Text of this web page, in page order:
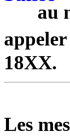
au
18XX.
Les